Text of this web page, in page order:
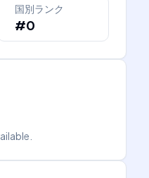
国別ランク
#0